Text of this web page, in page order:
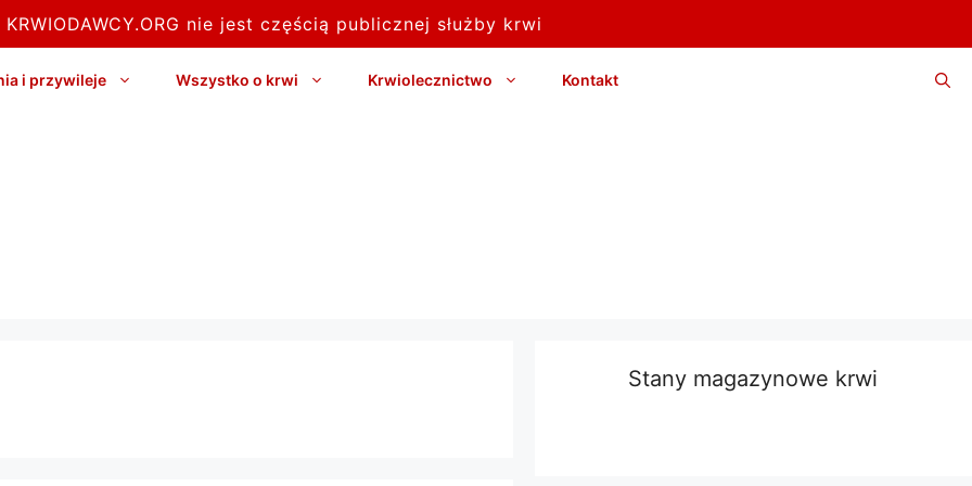
nie jest częścią publicznej służby krwi
i przywileje Wszystko o krwi Krwiolecznictwo Kontakt
Stany magazynowe krwi